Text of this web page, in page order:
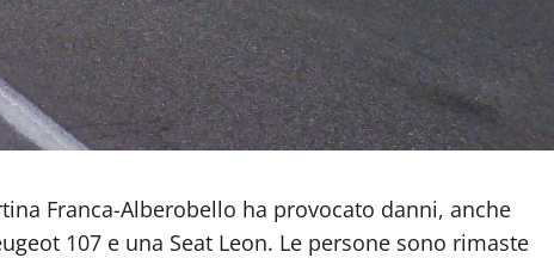
Franca-Alberobello ha provocato danni, anche
107 e una Seat Leon. Le persone sono rimaste